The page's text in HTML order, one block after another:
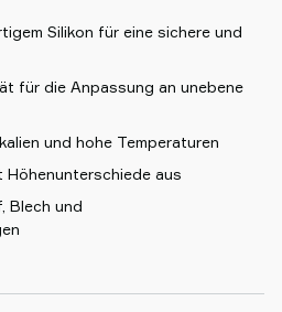
Silikon für eine sichere und
für die Anpassung an unebene
und hohe Temperaturen
aus
Blech und